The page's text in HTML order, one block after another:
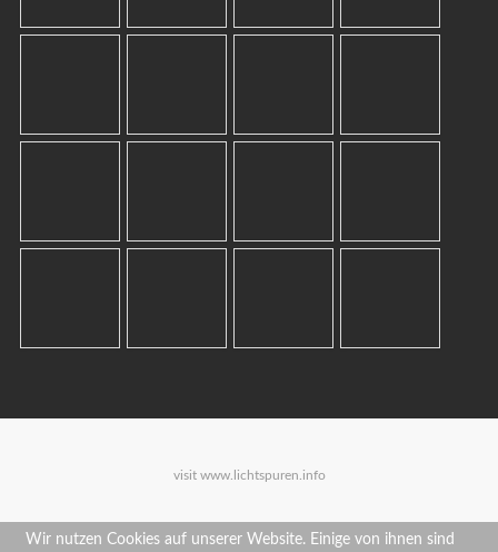
visit www.lichtspuren.info
Wir nutzen Cookies auf unserer Website. Einige von ihnen sind